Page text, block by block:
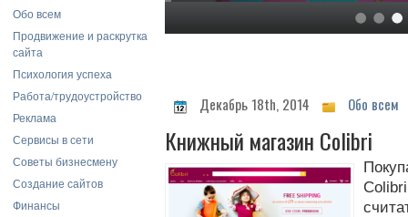
Обо всем
Продвижение и раскрутка
сайта
Психология успеха
Работа/трудоустройство
Реклама
Сервисы в сети
Советы бизнесмену
Создание сайтов
Финансы
Декабрь 18th, 2014 Обо всем
Книжный магазин Colibri